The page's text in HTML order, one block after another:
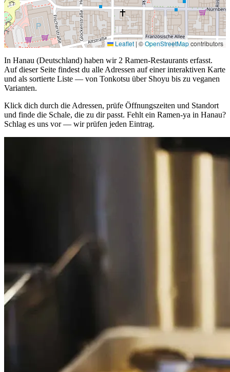
Leaflet | ©OpenStreetMapcontributors
In Hanau (Deutschland) haben wir 2 Ramen-Restaurants erfasst.
Auf dieser Seite findest du alle Adressen auf einer interaktiven Karte
und als sortierte Liste — von Tonkotsu über Shoyu bis zu veganen
Varianten.
Klick dich durch die Adressen, prüfe Öffnungszeiten und Standort
und finde die Schale, die zu dir passt. Fehlt ein Ramen-ya in Hanau?
Schlag es uns vor — wir prüfen jeden Eintrag.